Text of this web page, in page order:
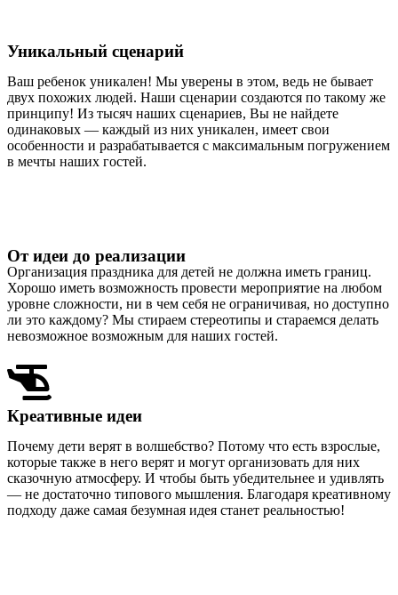
Уникальный сценарий
Ваш ребенок уникален! Мы уверены в этом, ведь не бывает
двух похожих людей. Наши сценарии создаются по такому же
принципу! Из тысяч наших сценариев, Вы не найдете
одинаковых — каждый из них уникален, имеет свои
особенности и разрабатывается с максимальным погружением
в мечты наших гостей.
От идеи до реализации
Организация праздника для детей не должна иметь границ.
Хорошо иметь возможность провести мероприятие на любом
уровне сложности, ни в чем себя не ограничивая, но доступно
ли это каждому? Мы стираем стереотипы и стараемся делать
невозможное возможным для наших гостей.
Креативные идеи
Почему дети верят в волшебство? Потому что есть взрослые,
которые также в него верят и могут организовать для них
сказочную атмосферу. И чтобы быть убедительнее и удивлять
— не достаточно типового мышления. Благодаря креативному
подходу даже самая безумная идея станет реальностью!